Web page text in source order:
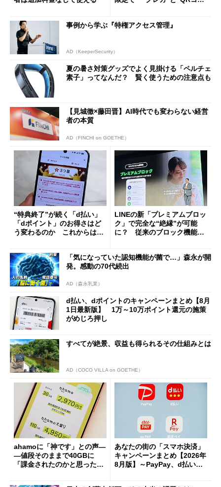
事例から学ぶ『特権アクセス管理』
AD（KeeperSecurity）
夏の暑さ対策グッズでよく見掛ける「ペルチェ
素子」ってなんだ？ 賢く使うための注意点も
【見城徹×藤田晋】AI時代でも変わらない経営
者の本質
AD（FINCHI on GOETHE）
“特典終了”が続く「d払い」
「dポイント」のお得さはど
う変わるのか これからは
LINEの新「プレミアムブロッ
ク」で完全な“絶縁”が可能
に？ 従来のブロック機能と
「気になっていた認知機能が菌で…」森永が開
発。感動の70代続出
AD（森永乳業）
d払い、dポイントのキャンペーンまとめ【8月
1日最新版】 1万～10万ポイント還元の施策
がめじろ押し
すべてが絶景、収益も得られるその仕組みとは
AD（COCO VILLA on GOETHE）
ahamoに「神です」との声―
―値段そのままで40GBに
「課金されたのかと思った」
あなたの街の「スマホ決済」
キャンペーンまとめ【2026年
8月版】～PayPay、d払い、a